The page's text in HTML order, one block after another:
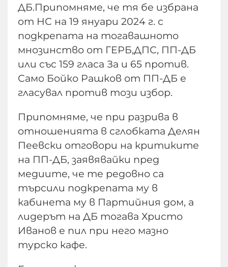
ДБ.Припомняме, че тя бе избрана
от НС на 19 януари 2024 г. с
подкрепата на тогавашното
мнозинство от ГЕРБ,ДПС, ПП-ДБ
или със 159 гласа За и 65 против.
Само Бойко Рашков от ПП-ДБ е
гласувал против този избор.
Припомняме, че при разрива в
отношенията в сглобката Делян
Пеевски отговори на критиките
на ПП-ДБ, заявявайки пред
медиите, че те редовно са
търсили подкрепата му в
кабинета му в Партийния дом, а
лидерът на ДБ тогава Христо
Иванов е пил при него мазно
турско кафе.